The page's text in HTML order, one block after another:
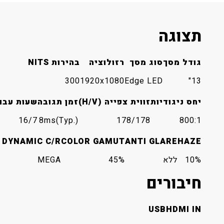
תצוגה
גודל מסך
13"
סוג מסך
Edge LED
רזולוציה
1920x1080
בהירות NITS
300
יחס ניגודיות
800:1
זווית צפייה (H/V)
178/178
זמן תגובה
8ms(Typ.)
שעות
16/7
HAZE
10%
ANTI GLARE
ללא
COLOR GAMUT
45%
DYNAMIC C/R
MEGA
חיבורים
HDMI IN
USB